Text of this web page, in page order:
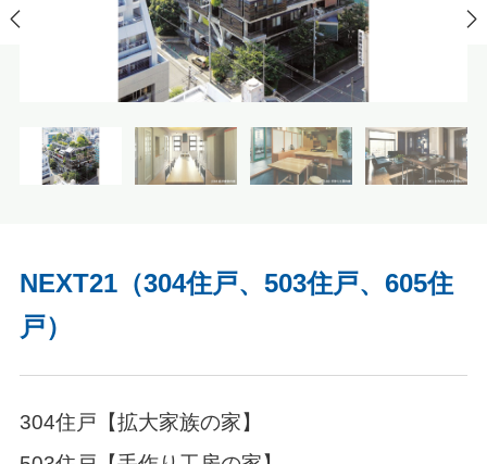
NEXT21（304住戸、503住戸、605住
戸）
304住戸【拡大家族の家】